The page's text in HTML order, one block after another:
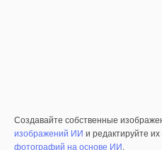
Создавайте собственные
изображений ИИ и редактируйте
фотографий на основе ИИ.